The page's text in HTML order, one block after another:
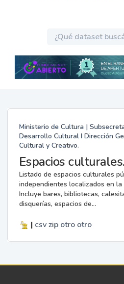
Ministerio de Cultura |
Desarrollo Cultural I Dirección
Cultural y Creativo.
Espacios culturales.
Listado de espacios culturales
independientes localizados en la
Incluye bares, bibliotecas,
disquerías, espacios de...
| csv zip otro otro